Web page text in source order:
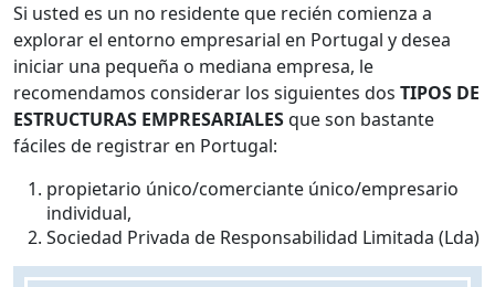
Si usted es un no residente que recién comienza a
explorar el entorno empresarial en Portugal y desea
iniciar una pequeña o mediana empresa, le
recomendamos considerar los siguientes dos TIPOS DE
ESTRUCTURAS EMPRESARIALESque son bastante
fáciles de registrar en Portugal:
propietario único/comerciante único/empresario
individual,
Sociedad Privada de Responsabilidad Limitada (Lda)